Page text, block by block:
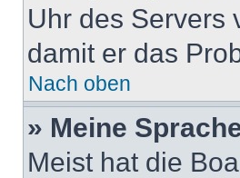
Uhr des Servers
damit er das
Nach oben
» Meine
Meist hat die